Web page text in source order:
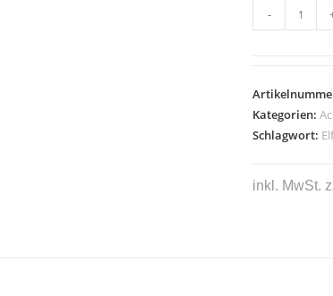
-
Kategorien:
Schlagwort:
inkl. MwSt.